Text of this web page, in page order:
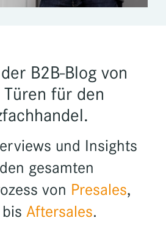
B2B-Blog von
für den
und Insights
gesamten
von Presales,
bis Aftersales.